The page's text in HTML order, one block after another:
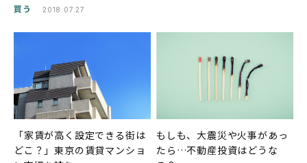
買う 2018.07.27
「家賃が高く設定できる街は
どこ？」東京の賃貸マンショ
もしも、大震災や火事があっ
たら…不動産投資はどうな